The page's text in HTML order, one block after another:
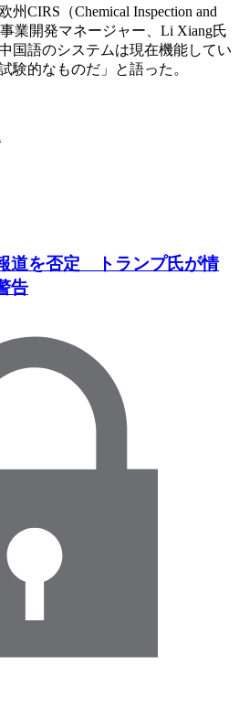
CIRS（Chemical Inspection and
事業開発マネージャー、Li Xiang氏
国語のシステムは現在機能してい
験的なものだ」と語った。
道を否定 トランプ氏が情
告